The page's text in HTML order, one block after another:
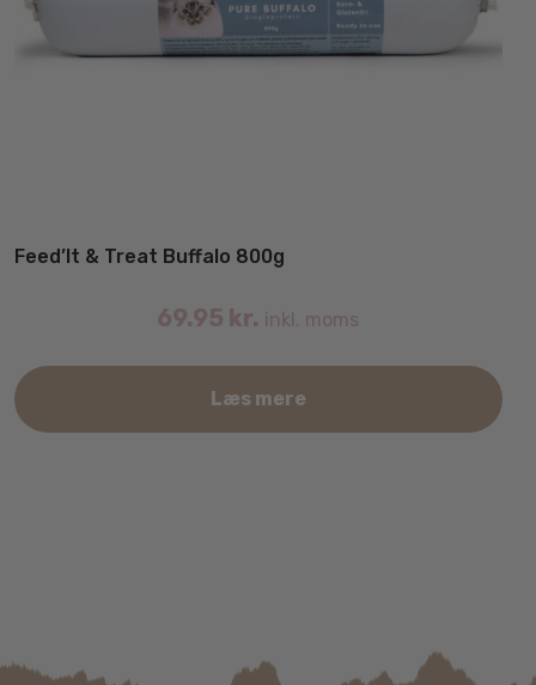
Feed’It & Treat Buffalo 800g
69.95 kr. inkl. moms
Læs mere